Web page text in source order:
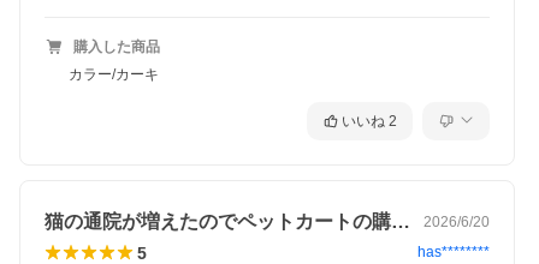
購入した商品
カラー/カーキ
いいね 2
猫の通院が増えたのでペットカートの購入… 2026/6/20
5 has********